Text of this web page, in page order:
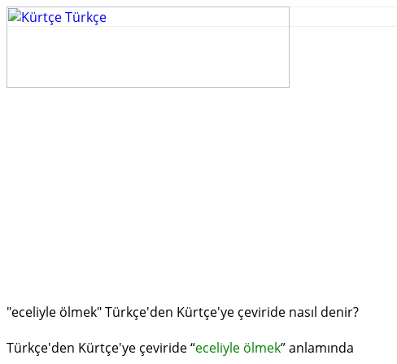
"eceliyle öl­mek" Türkçe'den Kürtçe'ye çeviride nasıl denir?
Türkçe'den Kürtçe'ye çeviride “eceliyle öl­mek” anlamında